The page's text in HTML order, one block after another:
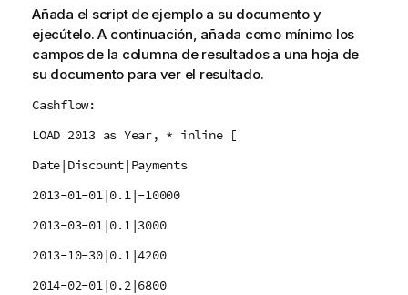
Añada el script de ejemplo a su documento y
ejecútelo. A continuación, añada como mínimo los
campos de la columna de resultados a una hoja de
su documento para ver el resultado.
Cashflow:
LOAD 2013 as Year, * inline [
Date|Discount|Payments
2013-01-01|0.1|-10000
2013-03-01|0.1|3000
2013-10-30|0.1|4200
2014-02-01|0.2|6800